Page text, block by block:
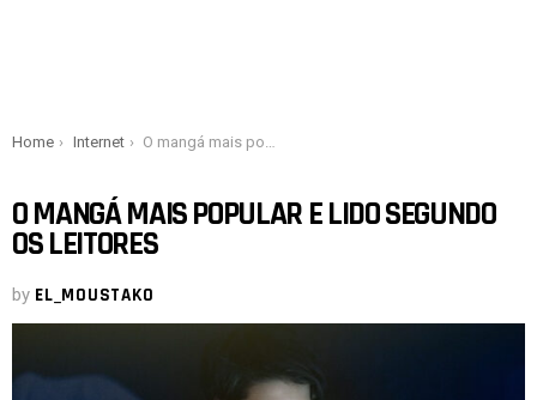
You are here:
Home Internet O mangá mais popular e lido segundo os leitores
O MANGÁ MAIS POPULAR E LIDO SEGUNDO
OS LEITORES
by EL_MOUSTAKO